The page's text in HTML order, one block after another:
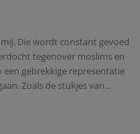
Die wordt constant gevoed
tegenover moslims en
gebrekkige representatie
gaan. Zoals de stukjes van...